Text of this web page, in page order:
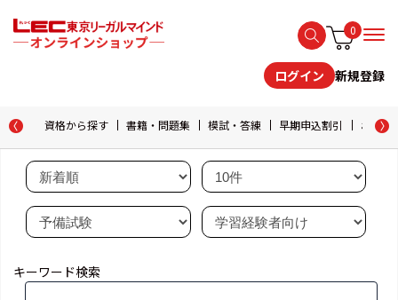
0
ログイン 新規登録
資格から探す 書籍・問題集 模試・答練 早期申込割引 おため
キーワード検索